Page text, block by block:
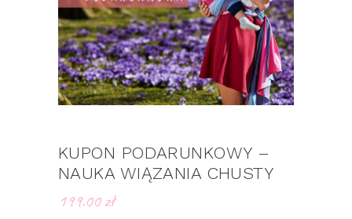
KUPON PODARUNKOWY –
NAUKA WIĄZANIA CHUSTY
199.00zł